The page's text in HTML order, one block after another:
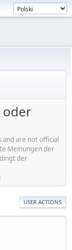
oder
and are not official
Meinungen der
der
USER ACTIONS